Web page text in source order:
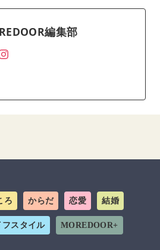
編集部
ろ からだ 恋愛 結婚
フスタイル MOREDOOR+